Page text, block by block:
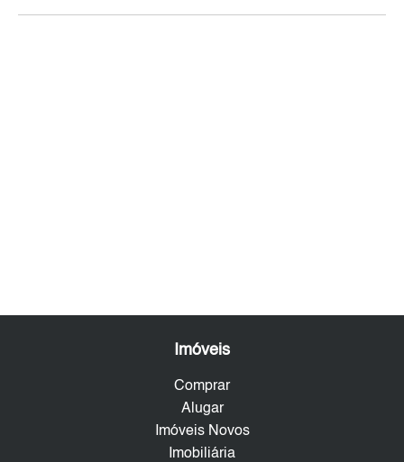
Imóveis
Comprar
Alugar
Imóveis Novos
Imobiliária